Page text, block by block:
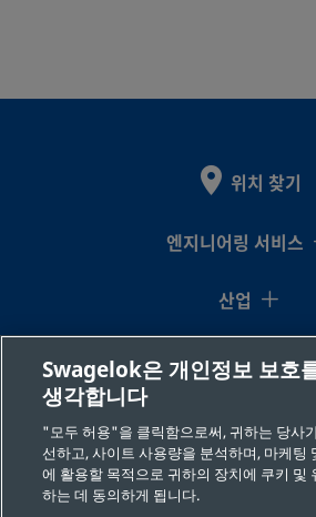
위치 찾기
엔지니어링 서비스
산업
지식센터
회사 소개
Swagelok은 개인정보 보호
생각합니다
"모두 허용"을 클릭함으로써, 귀하는 당사
선하고, 사이트 사용량을 분석하며, 마케팅
에 활용할 목적으로 귀하의 장치에 쿠키 및
하는 데 동의하게 됩니다.